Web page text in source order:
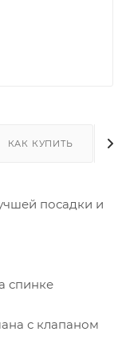
КАК КУПИТЬ
посадки и
спинке
с клапаном